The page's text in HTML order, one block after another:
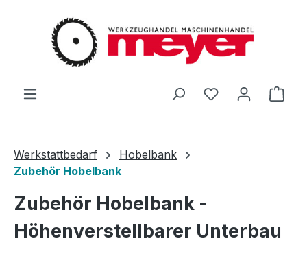
Zum Hauptinhalt springen
Du hast 0
Werkstattbedarf
Hobelbank
Zubehör Hobelbank
Zubehör Hobelbank -
Höhenverstellbarer Unterbau